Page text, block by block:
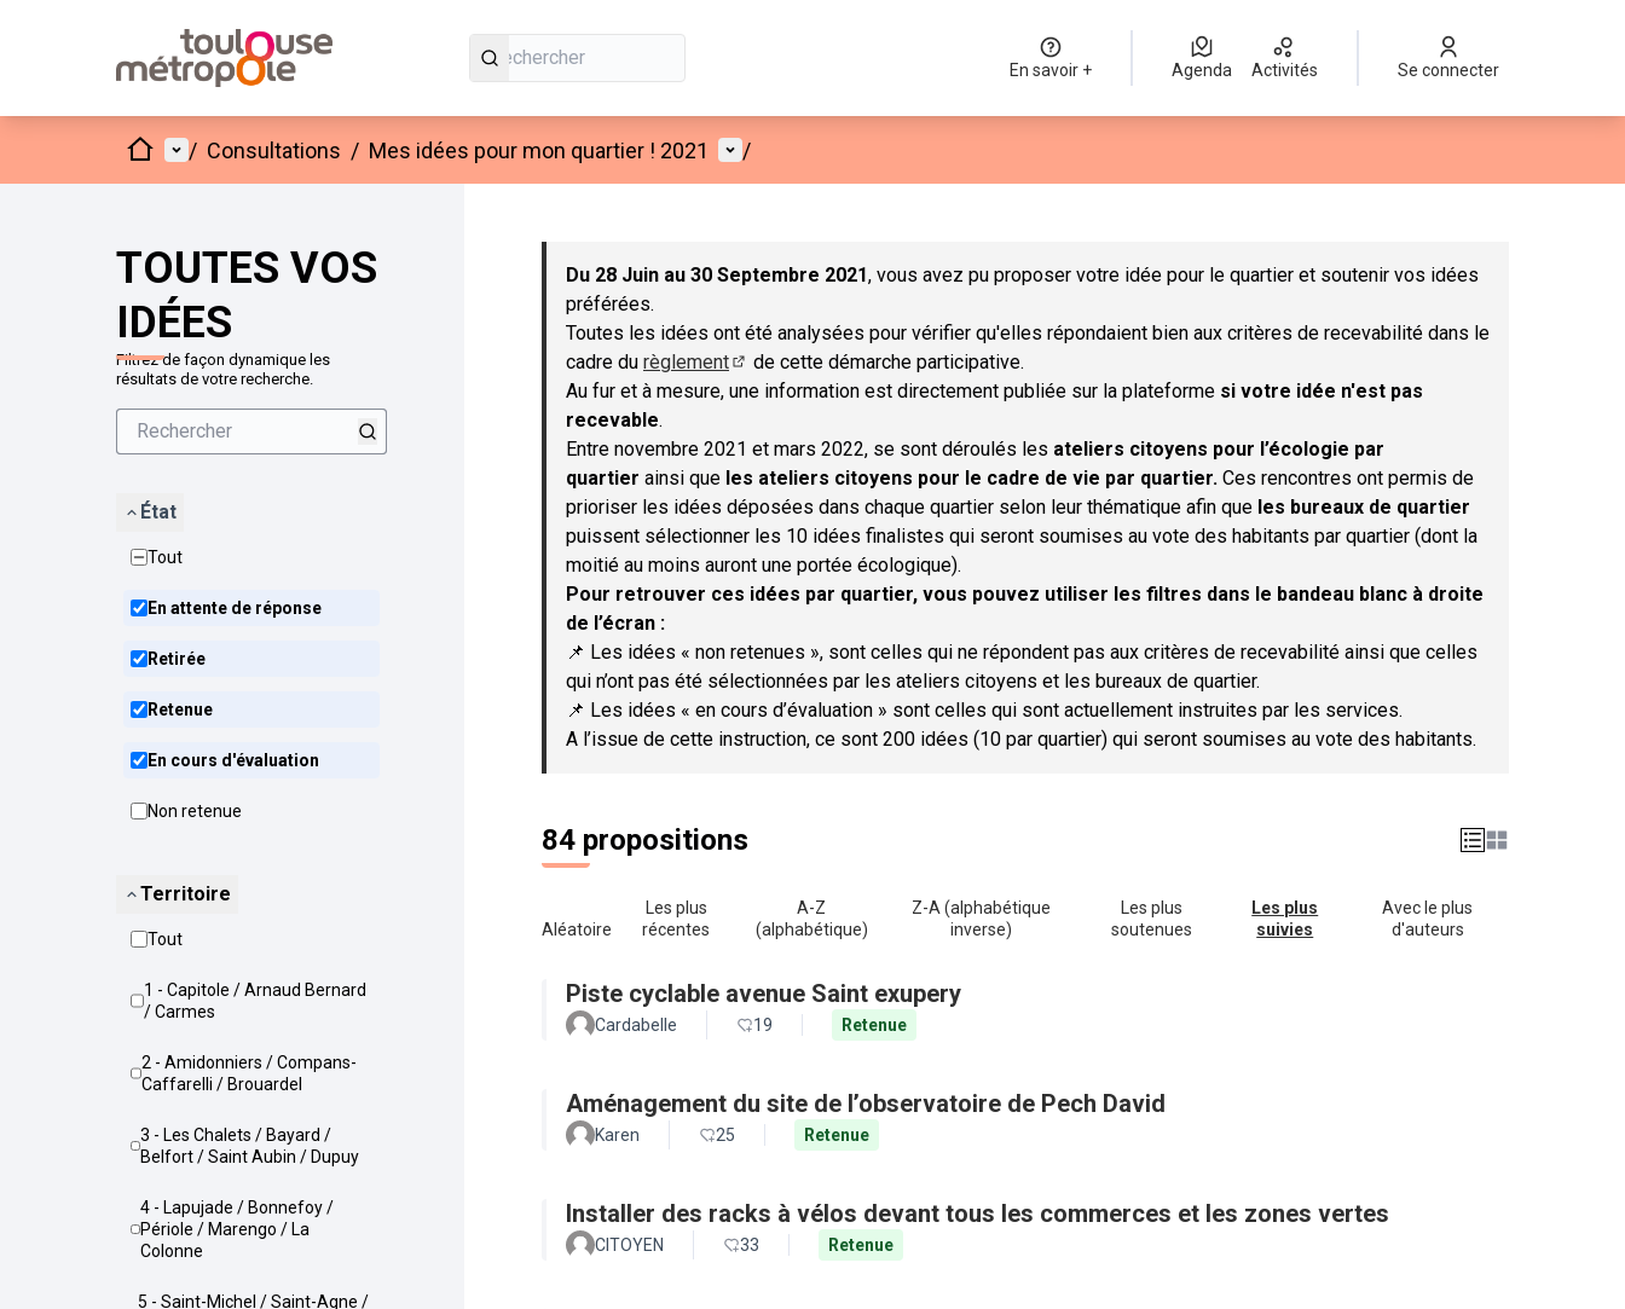
En savoir + Agenda Activités Se connecter
AccueilMenu principal
/ Consultations / Mes idées pour mon quartier ! 2021 Menu utilisateur
/
TOUTES VOS
IDÉES
Filtrez de façon dynamique les
résultats de votre recherche.
État
Tout
En attente de réponse
Retirée
Retenue
En cours d'évaluation
Non retenue
Territoire
Tout
1 - Capitole / Arnaud Bernard
/ Carmes
2 - Amidonniers / Compans-
Caffarelli / Brouardel
3 - Les Chalets / Bayard /
Belfort / Saint Aubin / Dupuy
4 - Lapujade / Bonnefoy /
Périole / Marengo / La
Colonne
5 - Saint-Michel / Saint-Agne /
Passer la carte
Du 28 Juin au 30 Septembre 2021, vous avez pu proposer votre idée pour le quartier et soutenir vos idées
préférées.
Toutes les idées ont été analysées pour vérifier qu'elles répondaient bien aux critères de recevabilité dans le
cadre du règlement
(S'ouvre dans un nouvel onglet)
de cette démarche participative.
Au fur et à mesure, une information est directement publiée sur la plateforme si votre idée n'est pas
recevable.
Entre novembre 2021 et mars 2022, se sont déroulés les ateliers citoyens pour l’écologie par
quartier ainsi que les ateliers citoyens pour le cadre de vie par quartier. Ces rencontres ont permis de
prioriser les idées déposées dans chaque quartier selon leur thématique afin que les bureaux de quartier
puissent sélectionner les 10 idées finalistes qui seront soumises au vote des habitants par quartier (dont la
moitié au moins auront une portée écologique).
Pour retrouver ces idées par quartier, vous pouvez utiliser les filtres dans le bandeau blanc à droite
de l’écran :
📌 Les idées « non retenues », sont celles qui ne répondent pas aux critères de recevabilité ainsi que celles
qui n’ont pas été sélectionnées par les ateliers citoyens et les bureaux de quartier.
📌 Les idées « en cours d’évaluation » sont celles qui sont actuellement instruites par les services.
A l’issue de cette instruction, ce sont 200 idées (10 par quartier) qui seront soumises au vote des habitants.
84 propositions
Aléatoire
Les plus
récentes
A-Z
(alphabétique)
Z-A (alphabétique
inverse)
Les plus
soutenues
Les plus
suivies
Avec le plus
d'auteurs
Piste cyclable avenue Saint exupery
Cardabelle 19 Retenue
Aménagement du site de l’observatoire de Pech David
Karen 25 Retenue
Installer des racks à vélos devant tous les commerces et les zones vertes
CITOYEN 33 Retenue